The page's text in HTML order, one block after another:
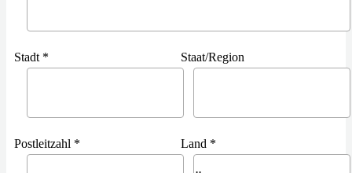
Stadt * Staat/Region
Postleitzahl * Land *